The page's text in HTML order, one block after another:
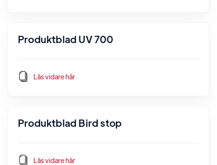
Produktblad UV 700
Läs vidare här
Produktblad Bird stop
Läs vidare här